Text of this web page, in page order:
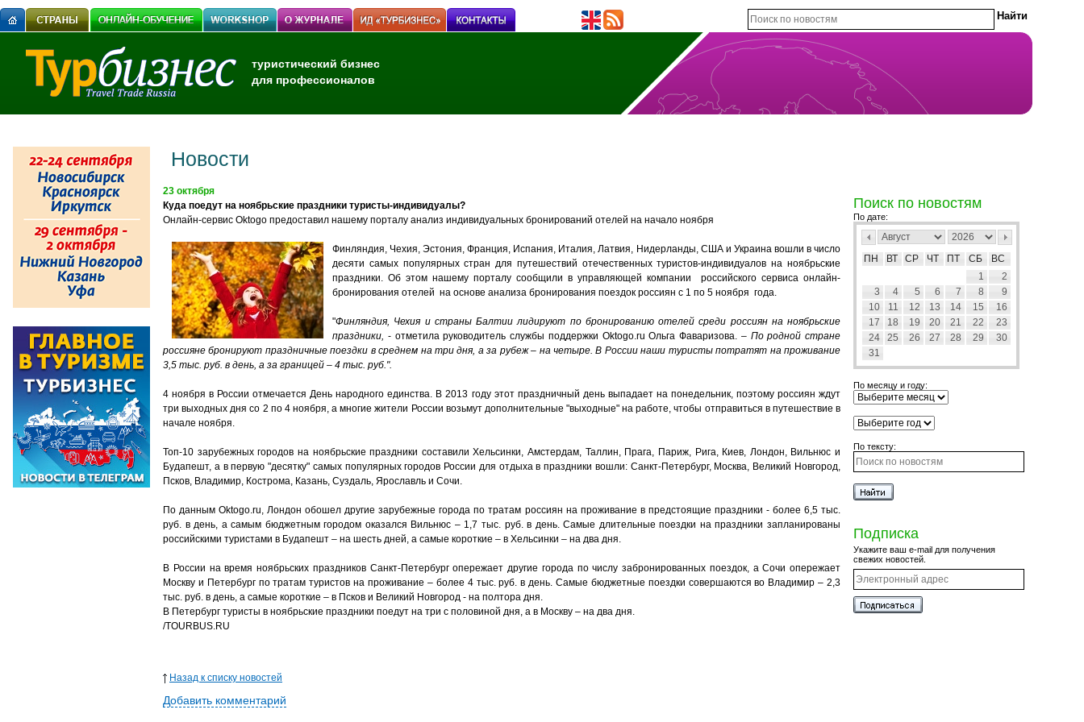
туристический бизнес
для профессионалов
Новости
23 октября
Куда поедут на ноябрьские праздники туристы-индивидуалы?
Онлайн-сервис Oktogo предоставил нашему порталу анализ индивидуальных бронирований отелей на начало ноября
Финляндия, Чехия, Эстония, Франция, Испания, Италия, Латвия, Нидерланды, США и Украина вошли в число
десяти самых популярных стран для путешествий отечественных туристов-индивидуалов на ноябрьские
праздники. Об этом нашему порталу сообщили в управляющей компании российского сервиса онлайн-
бронирования отелей на основе анализа бронирования поездок россиян с 1 по 5 ноября года.
"Финляндия, Чехия и страны Балтии лидируют по бронированию отелей среди россиян на ноябрьские
праздники, - отметила руководитель службы поддержки Oktogo.ru Ольга Фаваризова. – По родной стране
россияне бронируют праздничные поездки в среднем на три дня, а за рубеж – на четыре. В России наши туристы потратят на проживание
3,5 тыс. руб. в день, а за границей – 4 тыс. руб.".
4 ноября в России отмечается День народного единства. В 2013 году этот праздничный день выпадает на понедельник, поэтому россиян ждут
три выходных дня со 2 по 4 ноября, а многие жители России возьмут дополнительные "выходные" на работе, чтобы отправиться в путешествие в
начале ноября.
Топ-10 зарубежных городов на ноябрьские праздники составили Хельсинки, Амстердам, Таллин, Прага, Париж, Рига, Киев, Лондон, Вильнюс и
Будапешт, а в первую "десятку" самых популярных городов России для отдыха в праздники вошли: Санкт-Петербург, Москва, Великий Новгород,
Псков, Владимир, Кострома, Казань, Суздаль, Ярославль и Сочи.
По данным Oktogo.ru, Лондон обошел другие зарубежные города по тратам россиян на проживание в предстоящие праздники - более 6,5 тыс.
руб. в день, а самым бюджетным городом оказался Вильнюс – 1,7 тыс. руб. в день. Самые длительные поездки на праздники запланированы
российскими туристами в Будапешт – на шесть дней, а самые короткие – в Хельсинки – на два дня.
В России на время ноябрьских праздников Санкт-Петербург опережает другие города по числу забронированных поездок, а Сочи опережает
Москву и Петербург по тратам туристов на проживание – более 4 тыс. руб. в день. Самые бюджетные поездки совершаются во Владимир – 2,3
тыс. руб. в день, а самые короткие – в Псков и Великий Новгород - на полтора дня.
В Петербург туристы в ноябрьские праздники поедут на три с половиной дня, а в Москву – на два дня.
/TOURBUS.RU
Назад к списку новостей
Добавить комментарий
Поиск по новостям
По дате:
ПН ВТ СР ЧТ ПТ СБ
ВС
1
2
3
4 5 6 7 8
9
10
11 12 13 14 15
16
17
18 19 20 21 22
23
24
25 26 27 28 29
30
31
По месяцу и году:
По тексту:
Подписка
Укажите ваш e-mail для получения
свежих новостей.